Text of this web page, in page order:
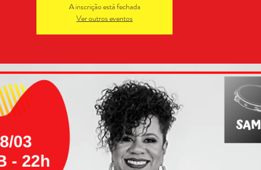
A inscrição está fechada
Ver outros eventos